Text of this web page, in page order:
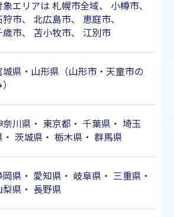
象エリアは 札幌市全域、 小樽市、
狩市、 北広島市、 恵庭市、
歳市、 苫小牧市、 江別市
城県・山形県（山形市・天童市の
奈川県 ・ 東京都・ 千葉県 ・ 埼玉
・ 茨城県 ・ 栃木県 ・ 群馬県
岡県 ・ 愛知県 ・ 岐阜県 ・ 三重県 ・
梨県 ・ 長野県